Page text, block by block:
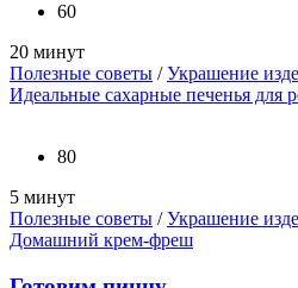
60
20 минут
Полезные советы /Украшение
Идеальные сахарные печенья для
80
5 минут
Полезные советы /Украшение
Домашний крем-фреш